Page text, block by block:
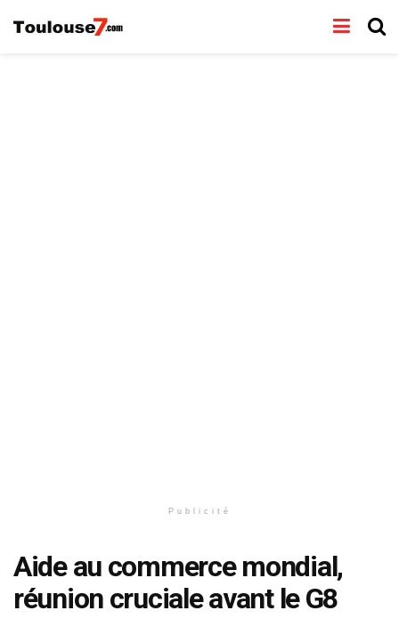
Publicité
Aide au commerce mondial,
réunion cruciale avant le G8